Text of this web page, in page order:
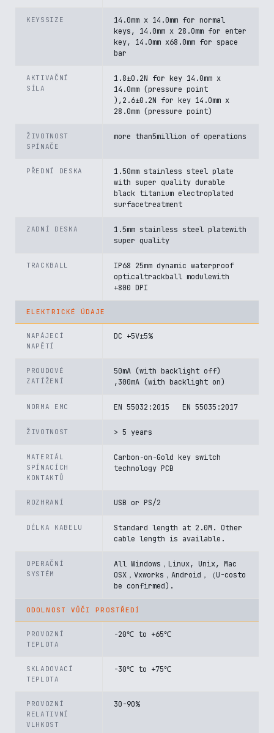
KEYSSIZE
14.0mm x 14.0mm for normal
keys, 14.0mm x 28.0mm for enter
key, 14.0mm x68.0mm for space
bar
AKTIVAČNÍ
SÍLA
1.8±0.2N for key 14.0mm x
14.0mm (pressure point
),2.6±0.2N for key 14.0mm x
28.0mm (pressure point)
ŽIVOTNOST
SPÍNAČE
more than5million of operations
PŘEDNÍ DESKA
1.50mm stainless steel plate
with super quality durable
black titanium electroplated
surfacetreatment
ZADNÍ DESKA
1.5mm stainless steel platewith
super quality
TRACKBALL
IP68 25mm dynamic waterproof
opticaltrackball modulewith
+800 DPI
ELEKTRICKÉ ÚDAJE
NAPÁJECÍ
NAPĚTÍ
DC +5V±5%
PROUDOVÉ
ZATÍŽENÍ
50mA (with backlight off)
,300mA (with backlight on)
NORMA EMC EN 55032:2015 EN 55035:2017
ŽIVOTNOST > 5 years
MATERIÁL
SPÍNACÍCH
KONTAKTŮ
Carbon-on-Gold key switch
technology PCB
ROZHRANÍ USB or PS/2
DÉLKA KABELU
Standard length at 2.0M. Other
cable length is available.
OPERAČNÍ
SYSTÉM
All Windows，Linux, Unix, Mac
OSX，Vxworks，Android，（U-costo
be confirmed).
ODOLNOST VŮČI PROSTŘEDÍ
PROVOZNÍ
TEPLOTA
-20℃ to +65℃
SKLADOVACÍ
TEPLOTA
-30℃ to +75℃
PROVOZNÍ
RELATIVNÍ
VLHKOST
30-90%